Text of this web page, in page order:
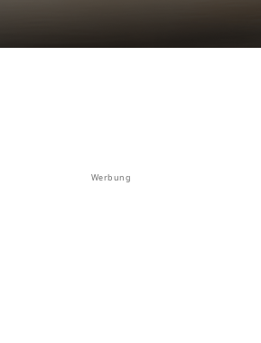
Werbung